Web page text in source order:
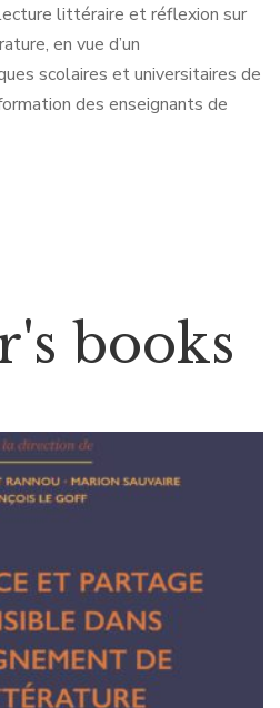
littéraire et réflexion sur
en vue d’un
scolaires et universitaires de
des enseignants de
books